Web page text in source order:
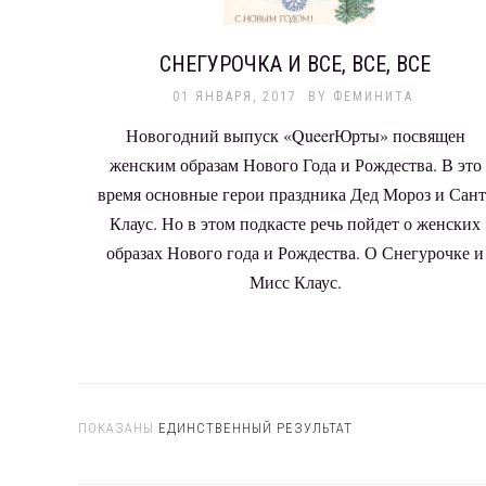
СНЕГУРОЧКА И ВСЕ, ВСЕ, ВСЕ
01 ЯНВАРЯ, 2017 BY ФЕМИНИТА
Новогодний выпуск «QueerЮрты» посвящен
женским образам Нового Года и Рождества. В это
время основные герои праздника Дед Мороз и
Клаус. Но в этом подкасте речь пойдет о женских
образах Нового года и Рождества. О Снегурочке и
Мисс Клаус.
ПОКАЗАНЫ ЕДИНСТВЕННЫЙ РЕЗУЛЬТАТ